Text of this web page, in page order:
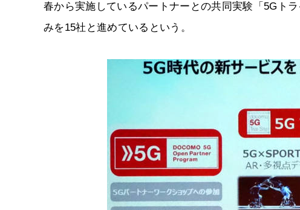
春から実施しているパートナーとの共同実験「5Gト
みを15社と進めているという。